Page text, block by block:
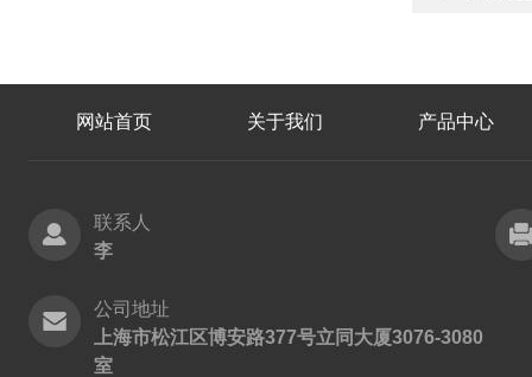
网站首页 关于我们 产品中心
联系人
李
公司地址
上海市松江区博安路377号立同大厦3076-3080
室